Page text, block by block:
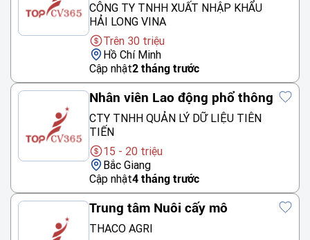
CÔNG TY TNHH XUẤT NHẬP KHẨU
HẢI LONG VINA
Trên 30 triệu
Hồ Chí Minh
Cập nhật2 tháng trước
Nhân viên Lao động phổ thông
CTY TNHH QUẢN LÝ DỮ LIỆU TIÊN
TIẾN
15 - 20 triệu
Bắc Giang
Cập nhật4 tháng trước
Trung tâm Nuôi cấy mô
THACO AGRI